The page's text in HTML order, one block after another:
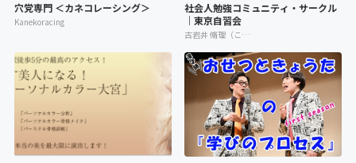
穴党専門 ＜カネコレーシング＞
Kanekoracing
社会人勉強コミュニティ・サークル
｜東京自習会
古岩井 脩理（こいわい しゅり）